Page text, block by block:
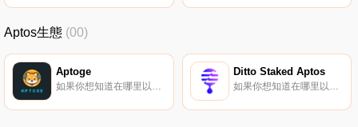
Aptos生態 (00)
Aptoge Ditto Staked Aptos